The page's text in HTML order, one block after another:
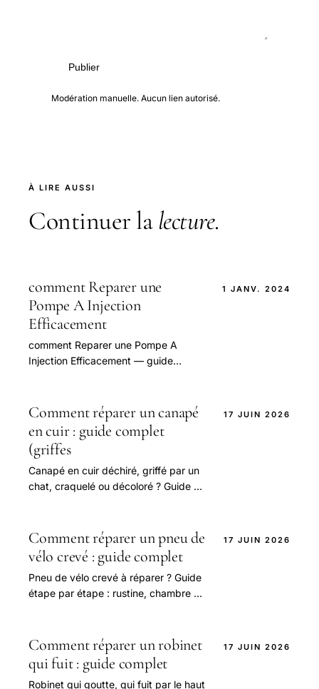
Publier
Modération manuelle. Aucun lien autorisé.
À LIRE AUSSI
Continuer la lecture.
comment Reparer une
Pompe A Injection
Efficacement
comment Reparer une Pompe A
Injection Efficacement — guide
1 JANV. 2024
Comment réparer un canapé
en cuir : guide complet
(griffes
Canapé en cuir déchiré, griffé par un
chat, craquelé ou décoloré ? Guide de
17 JUIN 2026
Comment réparer un pneu de
vélo crevé : guide complet
Pneu de vélo crevé à réparer ? Guide
étape par étape : rustine, chambre à
17 JUIN 2026
Comment réparer un robinet
qui fuit : guide complet
Robinet qui goutte, qui fuit par le haut
17 JUIN 2026